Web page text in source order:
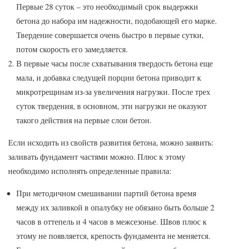
Первые 28 суток – это необходимый срок выдержки
бетона до набора им надежности, подобающей его марке.
Твердение совершается очень быстро в первые сутки,
потом скорость его замедляется.
В первые часы после схватывания твердость бетона еще
мала, и добавка следущей порции бетона приводит к
микротрещинам из-за увеличения нагрузки. После трех
суток твердения, в основном, эти нагрузки не оказуют
такого действия на первые слои бетон.
Если исходить из свойств развития бетона, можно заявить:
заливать фундамент частями можно. Плюс к этому
необходимо исполнять определенные правила:
При методичном смешивании партий бетона время
между их заливкой в опалубку не обязано быть больше 2
часов в оттепель и 4 часов в межсезонье. Швов плюс к
этому не появляется, крепость фундамента не меняется.